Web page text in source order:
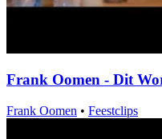
Frank Oomen - Dit
Frank Oomen • Feestclips